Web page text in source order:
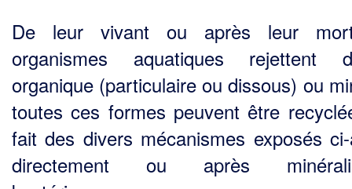
De leur vivant ou après leur
organismes aquatiques rejettent
organique (particulaire ou dis­sous) ou
toutes ces formes peuvent être
fait des divers mécanismes exposés
directement ou après